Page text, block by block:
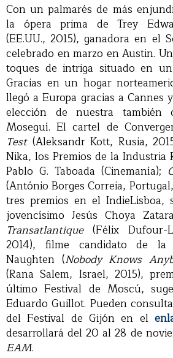
Con un palmarés de más
la ópera prima de Trey
(EE.UU., 2015), ganadora en el
celebrado en marzo en Austin.
toques de intriga situado en
Gracias en un hogar
llegó a Europa gracias a Cannes
elección de nuestra también
Moseguí. El cartel de
Test(Aleksandr Kott, Rusia,
Nika, los Premios de la Industria
Pablo G. Taboada (Cinemanía);
(António Borges Correia,
tres premios en el IndieLisboa,
jovencísimo Jesús Choya
Transatlantique (Félix Dufour-
2014), filme candidato de la
Naughten (Nobody Knows
(Rana Salem, Israel, 2015),
último Festival de Moscú,
Eduardo Guillot. Pueden
del Festival de Gijón en el
desarrollará del 20 al 28 de
EAM.